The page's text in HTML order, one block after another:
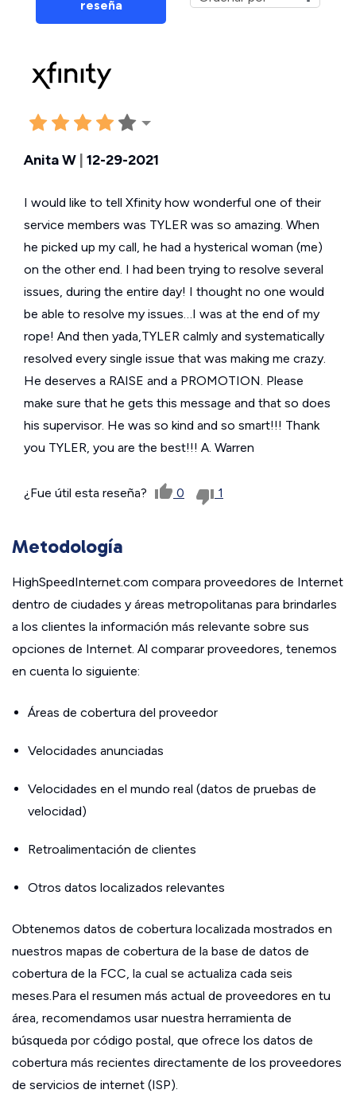
reseña
Anita W 12-29-2021
I would like to tell Xfinity how wonderful one of their
service members was TYLER was so amazing. When
he picked up my call, he had a hysterical woman (me)
on the other end. I had been trying to resolve several
issues, during the entire day! I thought no one would
be able to resolve my issues…I was at the end of my
rope! And then yada,TYLER calmly and systematically
resolved every single issue that was making me crazy.
He deserves a RAISE and a PROMOTION. Please
make sure that he gets this message and that so does
his supervisor. He was so kind and so smart!!! Thank
you TYLER, you are the best!!! A. Warren
¿Fue útil esta reseña? 0 1
Metodología
HighSpeedInternet.com compara proveedores de Internet
dentro de ciudades y áreas metropolitanas para brindarles
a los clientes la información más relevante sobre sus
opciones de Internet. Al comparar proveedores, tenemos
en cuenta lo siguiente:
Áreas de cobertura del proveedor
Velocidades anunciadas
Velocidades en el mundo real (datos de pruebas de
velocidad)
Retroalimentación de clientes
Otros datos localizados relevantes
Obtenemos datos de cobertura localizada mostrados en
nuestros mapas de cobertura de la base de datos de
cobertura de la FCC, la cual se actualiza cada seis
meses.Para el resumen más actual de proveedores en tu
área, recomendamos usar nuestra herramienta de
búsqueda por código postal, que ofrece los datos de
cobertura más recientes directamente de los proveedores
de servicios de internet (ISP).